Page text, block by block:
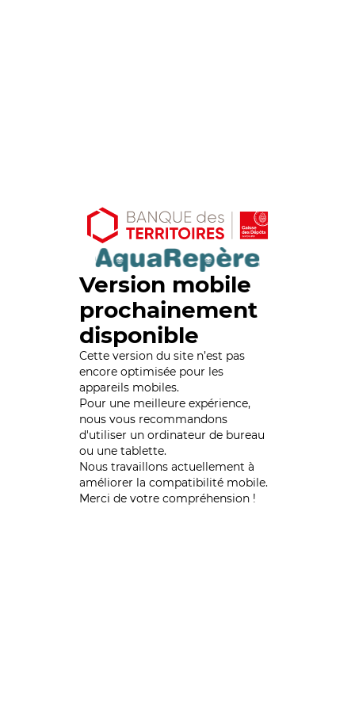
Version mobile
prochainement
disponible
Cette version du site n’est pas
encore optimisée pour les
appareils mobiles.
Pour une meilleure expérience,
nous vous recommandons
d'utiliser un ordinateur de bureau
ou une tablette.
Nous travaillons actuellement à
améliorer la compatibilité mobile.
Merci de votre compréhension !